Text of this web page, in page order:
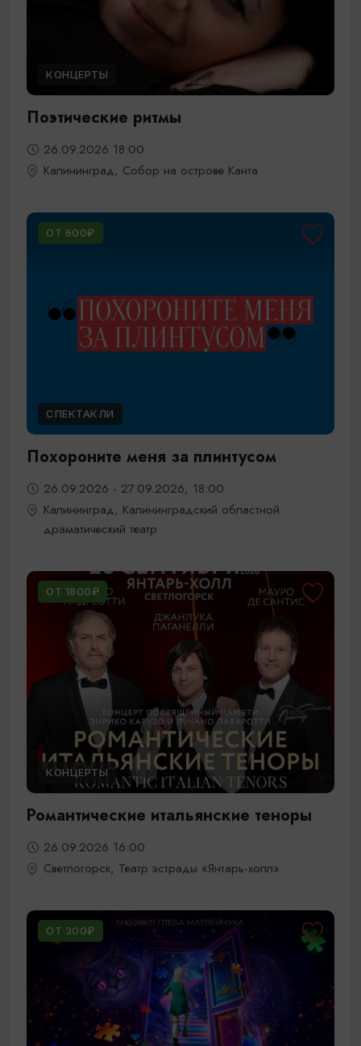
КОНЦЕРТЫ
Поэтические ритмы
26.09.2026 18:00
Калининград, Собор на острове Канта
ОТ 600₽
СПЕКТАКЛИ
Похороните меня за плинтусом
26.09.2026 - 27.09.2026, 18:00
Калининград, Калининградский областной
драматический театр
ОТ 1800₽
КОНЦЕРТЫ
Романтические итальянские теноры
26.09.2026 16:00
Светлогорск, Театр эстрады «Янтарь-холл»
ОТ 300₽